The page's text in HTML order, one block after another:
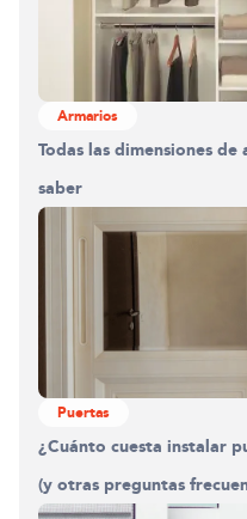
Armarios
Todas las dimensiones
saber
Puertas
¿Cuánto cuesta instalar
(y otras preguntas